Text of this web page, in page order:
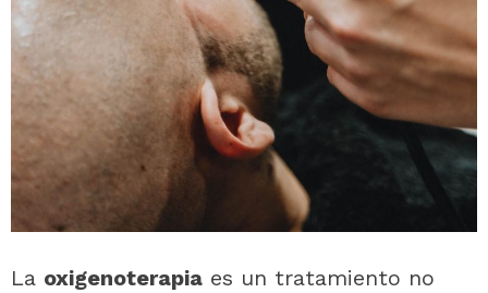
La oxigenoterapia es un tratamiento no